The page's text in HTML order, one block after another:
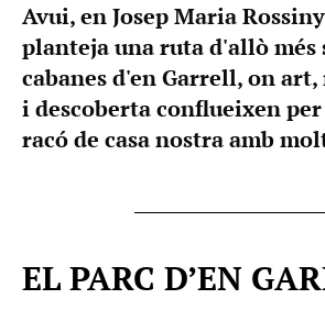
Avui, en Josep Maria
planteja una ruta d'allò més
cabanes d'en Garrell, on
i descoberta conflueixen
racó de casa nostra amb
EL PARC D’EN